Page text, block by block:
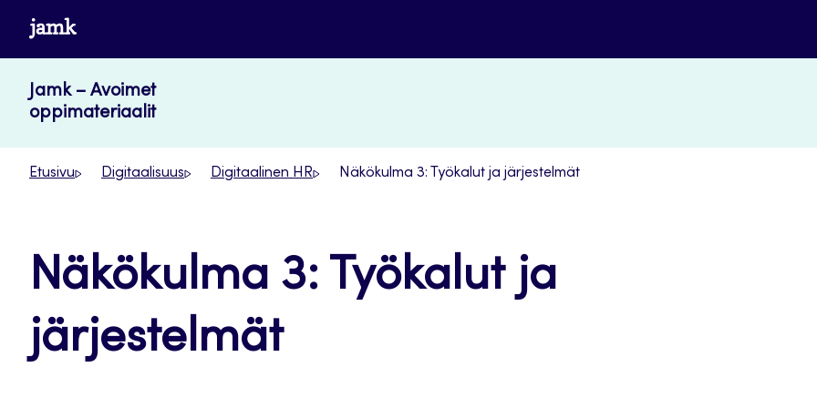
Siirry
sisältöön
www.jamk.fi
Jamk – Avoimet
oppimateriaalit
Etusivu Digitaalisuus Digitaalinen HR Näkökulma 3: Työkalut ja järjestelmät
Näkökulma 3: Työkalut ja
järjestelmät